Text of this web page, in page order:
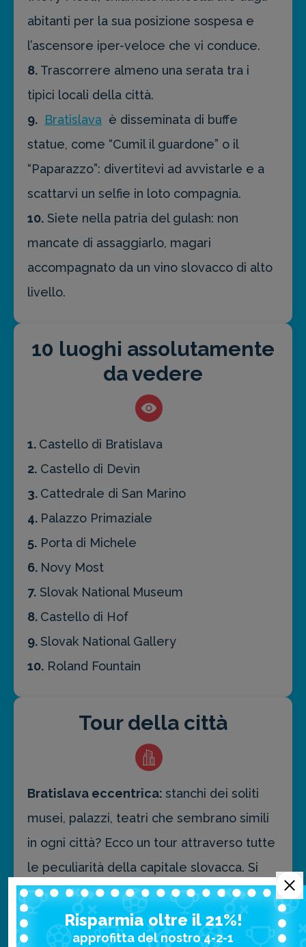
abitanti per la sua posizione sospesa e
l’ascensore iper-veloce che vi conduce.
8. Trascorrere almeno una serata tra i
tipici locali della città.
9. Bratislava è disseminata di buffe
statue, come “Cumil il guardone” o il
“Paparazzo”: divertitevi ad avvistarle e a
scattarvi un selfie in loto compagnia.
10. Siete nella patria del gulash: non
mancate di assaggiarlo, magari
accompagnato da un vino slovacco di alto
livello.
10 luoghi assolutamente
da vedere
1. Castello di Bratislava
2. Castello di Devìn
3. Cattedrale di San Marino
4. Palazzo Primaziale
5. Porta di Michele
6. Novy Most
7. Slovak National Museum
8. Castello di Hof
9. Slovak National Gallery
10. Roland Fountain
Tour della città
Bratislava eccentrica: stanchi dei soliti
musei, palazzi, teatri che sembrano simili
in ogni città? Ecco un tour attraverso tutte
le peculiarità della capitale slovacca. Si
inizia con la “casa più stretta dell’Europa
centrale”, sede del Museo degli orologi,
poi Piazza Hviexdoslav, che in inverno
Risparmia oltre il 21%!
approfitta del nostro 4-2-1